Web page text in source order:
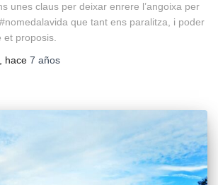
unes claus per deixar enrere l’angoixa per
que tant ens paralitza, i poder
proposis.
, hace 7 años